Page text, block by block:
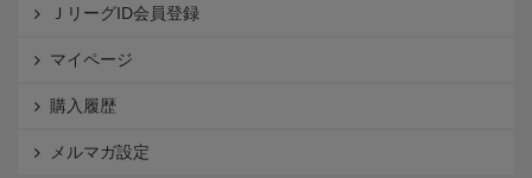
ＪリーグID会員登録
マイページ
購入履歴
メルマガ設定